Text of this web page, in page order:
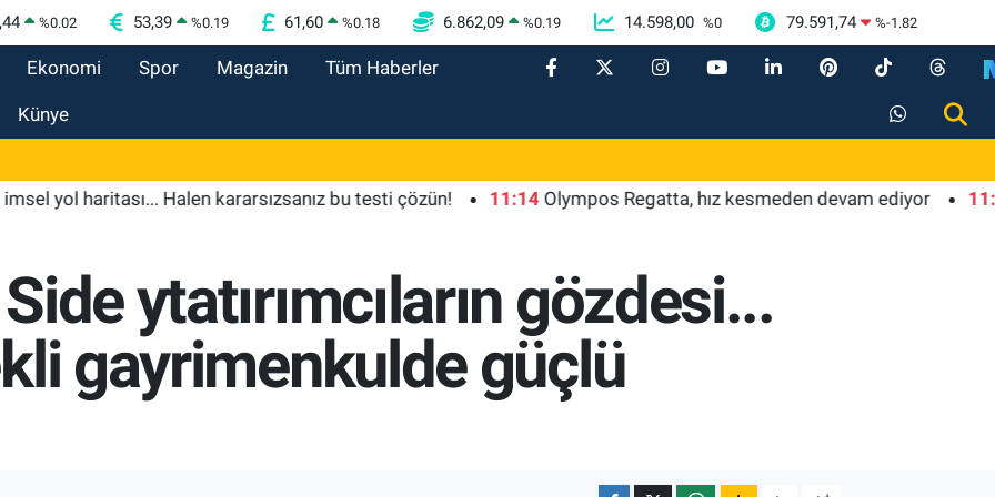
%0.02 53,39 %0.19 61,60 %0.18 6.862,09 %0.19 14.598,00 %0 79.591,74 %-1.82
Ekonomi Spor Magazin Tüm Haberler
Künye
haritası... Halen kararsızsanız bu testi çözün! 11:14 Olympos Regatta, hız kesmeden devam ediyor 11:09
ytatırımcıların gözdesi...
gayrimenkulde güçlü